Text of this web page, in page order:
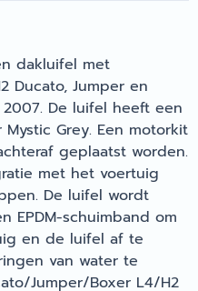
dakluifel met
Ducato, Jumper en
De luifel heeft een
Grey. Een motorkit
geplaatst worden.
met het voertuig
De luifel wordt
EPDM-schuimband om
en de luifel af te
van water te
Jumper/Boxer L4/H2